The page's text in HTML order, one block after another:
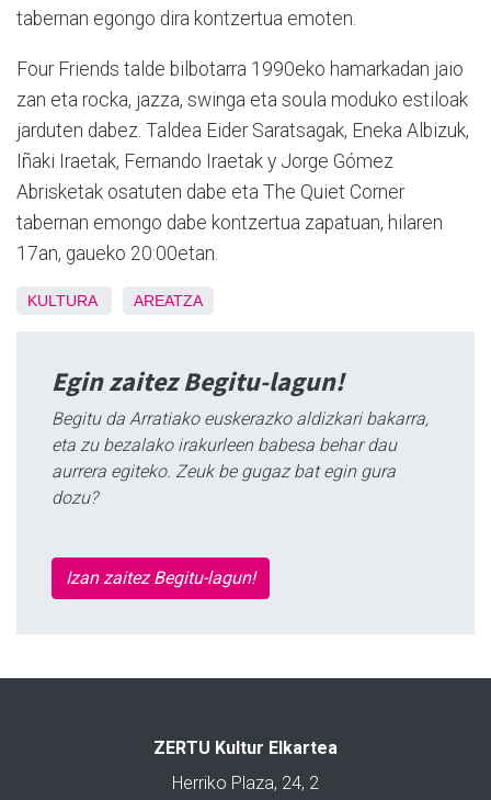
tabernan egongo dira kontzertua emoten.
Four Friends talde bilbotarra 1990eko hamarkadan jaio
zan eta rocka, jazza, swinga eta soula moduko estiloak
jarduten dabez. Taldea Eider Saratsagak, Eneka Albizuk,
Iñaki Iraetak, Fernando Iraetak y Jorge Gómez
Abrisketak osatuten dabe eta The Quiet Corner
tabernan emongo dabe kontzertua zapatuan, hilaren
17an, gaueko 20:00etan.
KULTURA AREATZA
Egin zaitez Begitu-lagun!
Begitu da Arratiako euskerazko aldizkari bakarra,
eta zu bezalako irakurleen babesa behar dau
aurrera egiteko. Zeuk be gugaz bat egin gura
dozu?
Izan zaitez Begitu-lagun!
ZERTU Kultur Elkartea
Herriko Plaza, 24, 2